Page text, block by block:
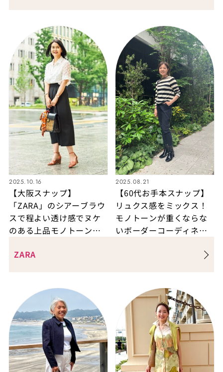
2025.10.16
【大阪スナップ】
「ZARA」のシアーブラウ
スで程よい透け感でヌケ
のある上品モノトーンコ
2025.08.21
【60代お手本スナップ】
リュクス感をミックス！
モノトーンが重くならな
いボーダーコーディネー
ZARA